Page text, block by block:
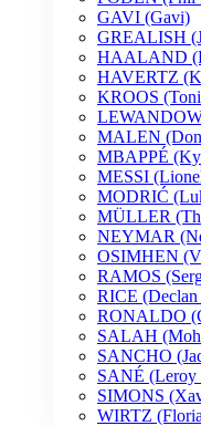
GAVI (Gavi)
GREALISH
HAALAND
HAVERTZ
KROOS
MALEN
MBAPPÉ
MESSI
MODRIĆ
MÜLLER
NEYMAR
OSIMHEN
RAMOS
RICE (Declan
RONALDO
SALAH
SANCHO
SANÉ (Leroy
SIMONS
WIRTZ